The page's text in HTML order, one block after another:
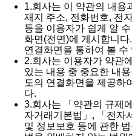
1.회사는 이 약관의 내용
재지 주소, 전화번호, 전
등을 이용자가 쉽게 알
화면(전면)에 게시합니
연결화면을 통하여 볼 수
2.회사는 이용자가 약관
있는 내용 중 중요한 내
도의 연결화면을 제공하
다.
3.회사는 「약관의 규제
자거래기본법」, 「전자
및 정보보호 등에 관한